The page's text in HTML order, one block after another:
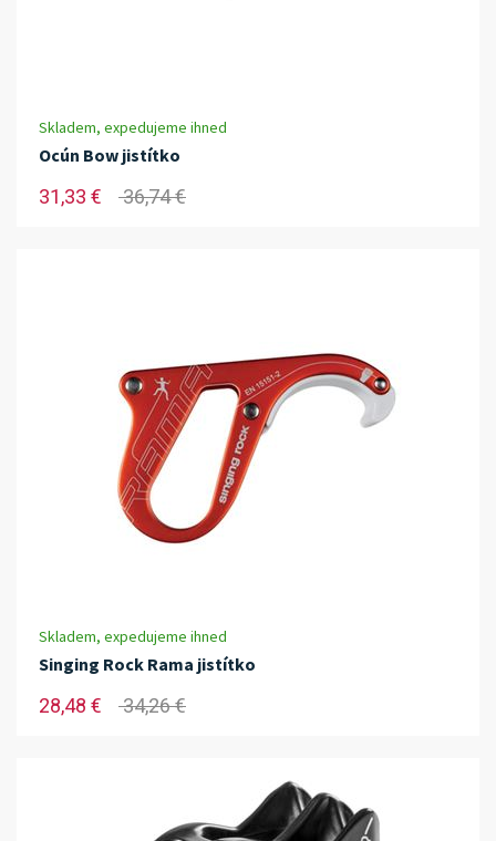
Skladem, expedujeme ihned
Ocún Bow jistítko
31,33 € 36,74 €
Skladem, expedujeme ihned
Singing Rock Rama jistítko
28,48 € 34,26 €